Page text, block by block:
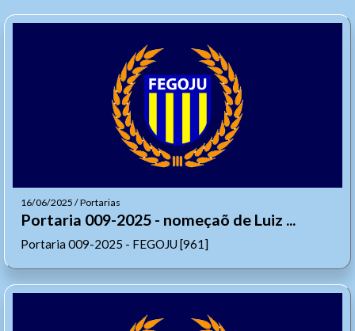
16/06/2025 / Portarias
Portaria 009-2025 - nomeçaõ de Luiz ...
Portaria 009-2025 - FEGOJU [961]